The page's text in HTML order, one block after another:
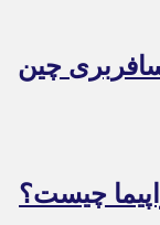
چین
چیست؟